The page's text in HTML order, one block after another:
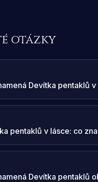
otázky
Devítka pentaklů v
pentaklů v lásce: co
Devítka pentaklů